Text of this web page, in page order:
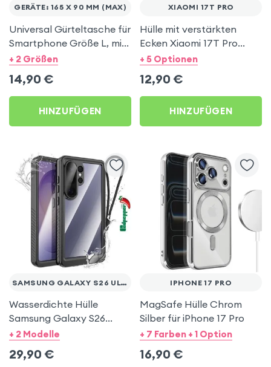
GERÄTE: 165 X 90 MM (MAX)
Universal Gürteltasche für
Smartphone Größe L, mit
Gürtelclip und
+ 2 Größen
14,90 €
HINZUFÜGEN
XIAOMI 17T PRO
Hülle mit verstärkten
Ecken Xiaomi 17T Pro
Transparent Mayaxess
+ 5 Optionen
12,90 €
HINZUFÜGEN
SAMSUNG GALAXY S26 ULTRA
Wasserdichte Hülle
Samsung Galaxy S26
Ultra mit Handschlaufe -
Rand
+ 2 Modelle
29,90 €
IPHONE 17 PRO
MagSafe Hülle Chrom
Silber für iPhone 17 Pro
+ 7 Farben + 1 Option
16,90 €